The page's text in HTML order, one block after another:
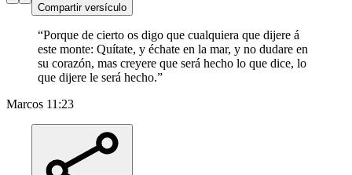
Compartir versículo
“Porque de cierto os digo que cualquiera que dijere á
este monte: Quítate, y échate en la mar, y no dudare en
su corazón, mas creyere que será hecho lo que dice, lo
que dijere le será hecho.”
Marcos 11:23